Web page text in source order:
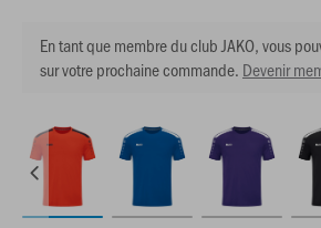
En tant que membre du club JAKO, vous
sur votre prochaine commande. Devenir